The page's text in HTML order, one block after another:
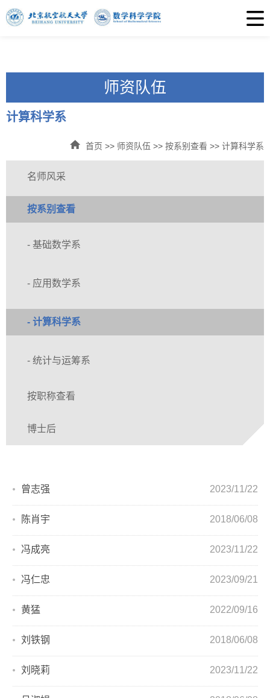
师资队伍
计算科学系
首页 >> 师资队伍 >> 按系别查看 >> 计算科学系
名师风采
按系别查看
- 基础数学系
- 应用数学系
- 计算科学系
- 统计与运筹系
按职称查看
博士后
曾志强 2023/11/22
陈肖宇 2018/06/08
冯成亮 2023/11/22
冯仁忠 2023/09/21
黄猛 2022/09/16
刘铁钢 2018/06/08
刘晓莉 2023/11/22